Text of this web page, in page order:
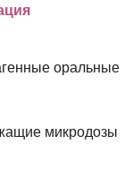
оральные
микродозы